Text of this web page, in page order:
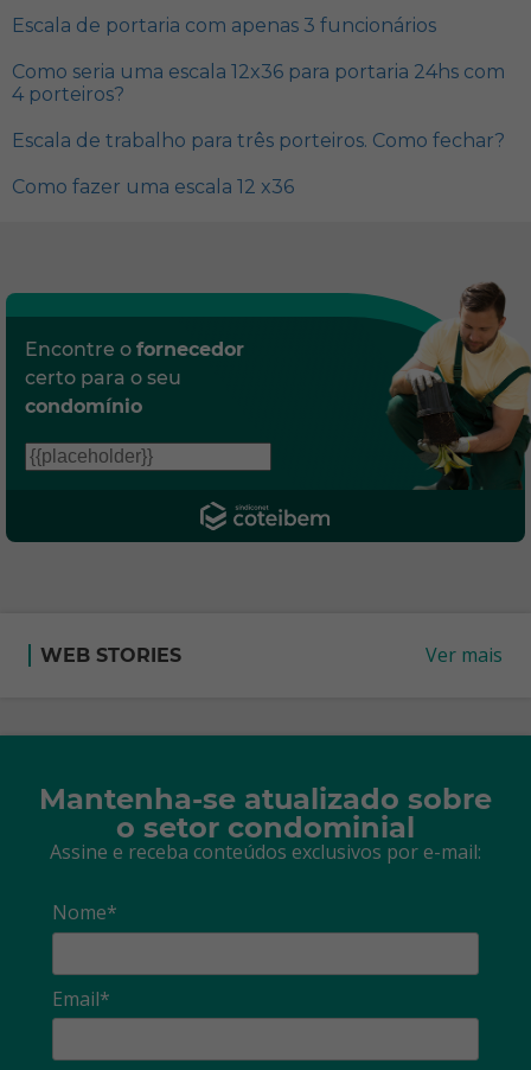
Escala de portaria com apenas 3 funcionários
Como seria uma escala 12x36 para portaria 24hs com
4 porteiros?
Escala de trabalho para três porteiros. Como fechar?
Como fazer uma escala 12 x36
Encontre o fornecedor
certo para o seu
condomínio
WEB STORIES Ver mais
Mantenha-se atualizado sobre
o setor condominial
Assine e receba conteúdos exclusivos por e-mail:
Nome*
Email*